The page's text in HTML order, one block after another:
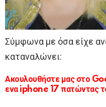
Σύμφωνα με όσα είχε
καταναλώνει:
Ακουλουθήστε μας στο
ενα iphone 17 πατώντας